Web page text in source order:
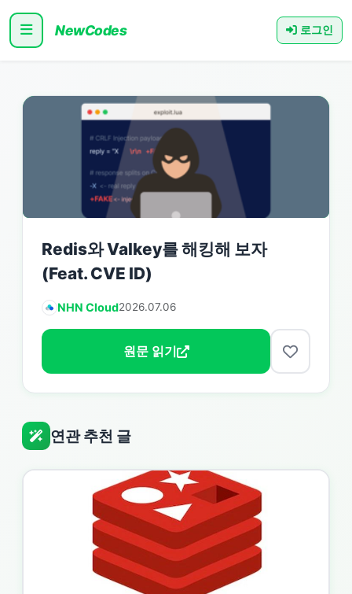
NewCodes 로그인
Redis와 Valkey를 해킹해 보자
(Feat. CVE ID)
NHN Cloud2026.07.06
원문 읽기
연관 추천 글